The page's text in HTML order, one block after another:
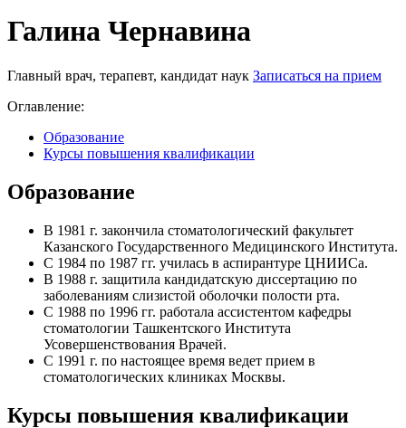
Галина Чернавина
Главный врач, терапевт, кандидат наук Записаться на прием
Оглавление:
Образование
Курсы повышения квалификации
Образование
В 1981 г. закончила стоматологический факультет
Казанского Государственного Медицинского Института.
С 1984 по 1987 гг. училась в аспирантуре ЦНИИСа.
В 1988 г. защитила кандидатскую диссертацию по
заболеваниям слизистой оболочки полости рта.
С 1988 по 1996 гг. работала ассистентом кафедры
стоматологии Ташкентского Института
Усовершенствования Врачей.
С 1991 г. по настоящее время ведет прием в
стоматологических клиниках Москвы.
Курсы повышения квалификации